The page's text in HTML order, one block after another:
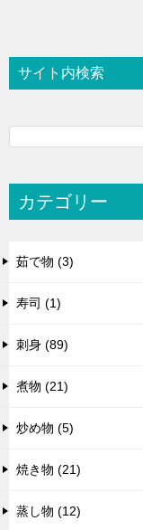
サイト内検索
カテゴリー
茹で物 (3)
寿司 (1)
刺身 (89)
煮物 (21)
炒め物 (5)
焼き物 (21)
蒸し物 (12)